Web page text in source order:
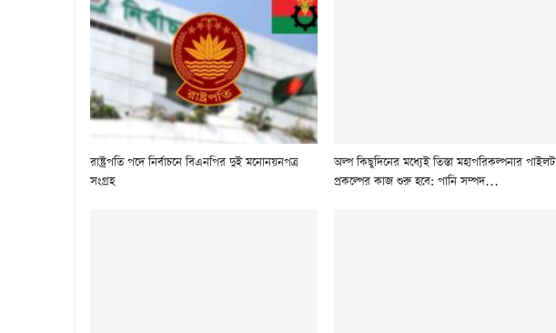
রাষ্ট্রপতি পদে নির্বাচনে বিএনপির দুই মনোনয়নপত্র
সংগ্রহ
অল্প কিছুদিনের মধ্যেই তিস্তা মহাপরিকল্পনার পাইলট
প্রকল্পের কাজ শুরু হবে: পানি সম্পদ…